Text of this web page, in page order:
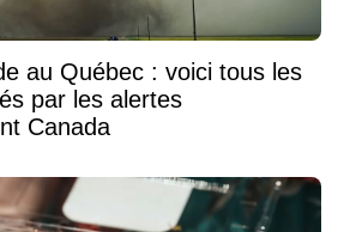
au Québec : voici tous les
par les alertes
Canada